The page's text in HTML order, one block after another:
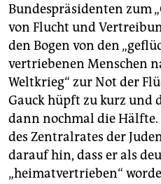
Bundespräsidenten zum
von Flucht und
den Bogen von den
vertriebenen Menschen
Weltkrieg“ zur Not der
Gauck hüpft zu kurz und
dann nochmal die
des Zentralrates der
darauf hin, dass er als
„heimatvertrieben“